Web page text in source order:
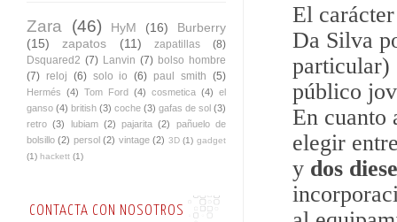
El
Da Silva
particular)
público
En cuanto
elegir
y dos
Zara (46) HyM (16)
Burberry
(15)
zapatos (11) zapatillas
(8)
Dsquared2 (7) Lanvin (7) bolso hombre
(7) reloj (6) solo io (6) paul smith (5)
Hermés (4) Tom Ford (4) cosmetica (4) el
ganso (4) british (3) coche (3) gafas de sol (3)
retro (3) lubiam (2) pajarita (2)
pañuelo de
bolsillo (2) persol (2) vintage (2) 3D (1) gadget
(1) hackett (1)
CONTACTA CON NOSOTROS